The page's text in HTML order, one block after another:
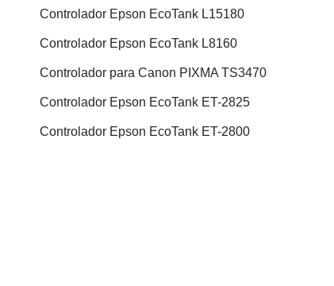
Controlador Epson EcoTank L15180
Controlador Epson EcoTank L8160
Controlador para Canon PIXMA TS3470
Controlador Epson EcoTank ET-2825
Controlador Epson EcoTank ET-2800